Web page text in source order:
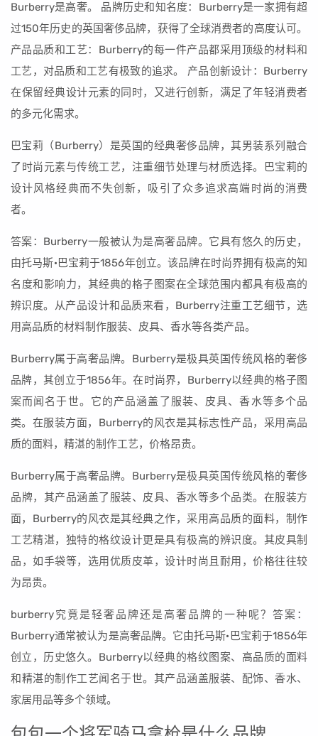
Burberry是高奢。 品牌历史和知名度：Burberry是一家拥有超
过150年历史的英国奢侈品牌，获得了全球消费者的高度认可。
产品品质和工艺：Burberry的每一件产品都采用顶级的材料和
工艺，对品质和工艺有极致的追求。 产品创新设计：Burberry
在保留经典设计元素的同时，又进行创新，满足了年轻消费者
的多元化需求。
巴宝莉（Burberry）是英国的经典奢侈品牌，其男装系列融合
了时尚元素与传统工艺，注重细节处理与材质选择。巴宝莉的
设计风格经典而不失创新，吸引了众多追求高端时尚的消费
者。
答案：Burberry一般被认为是高奢品牌。它具有悠久的历史，
由托马斯·巴宝莉于1856年创立。该品牌在时尚界拥有极高的知
名度和影响力，其经典的格子图案在全球范围内都具有极高的
辨识度。从产品设计和品质来看，Burberry注重工艺细节，选
用高品质的材料制作服装、皮具、香水等各类产品。
Burberry属于高奢品牌。Burberry是极具英国传统风格的奢侈
品牌，其创立于1856年。在时尚界，Burberry以经典的格子图
案而闻名于世。它的产品涵盖了服装、皮具、香水等多个品
类。在服装方面，Burberry的风衣是其标志性产品，采用高品
质的面料，精湛的制作工艺，价格昂贵。
Burberry属于高奢品牌。Burberry是极具英国传统风格的奢侈
品牌，其产品涵盖了服装、皮具、香水等多个品类。在服装方
面，Burberry的风衣是其经典之作，采用高品质的面料，制作
工艺精湛，独特的格纹设计更是具有极高的辨识度。其皮具制
品，如手袋等，选用优质皮革，设计时尚且耐用，价格往往较
为昂贵。
burberry究竟是轻奢品牌还是高奢品牌的一种呢？答案：
Burberry通常被认为是高奢品牌。它由托马斯·巴宝莉于1856年
创立，历史悠久。Burberry以经典的格纹图案、高品质的面料
和精湛的制作工艺闻名于世。其产品涵盖服装、配饰、香水、
家居用品等多个领域。